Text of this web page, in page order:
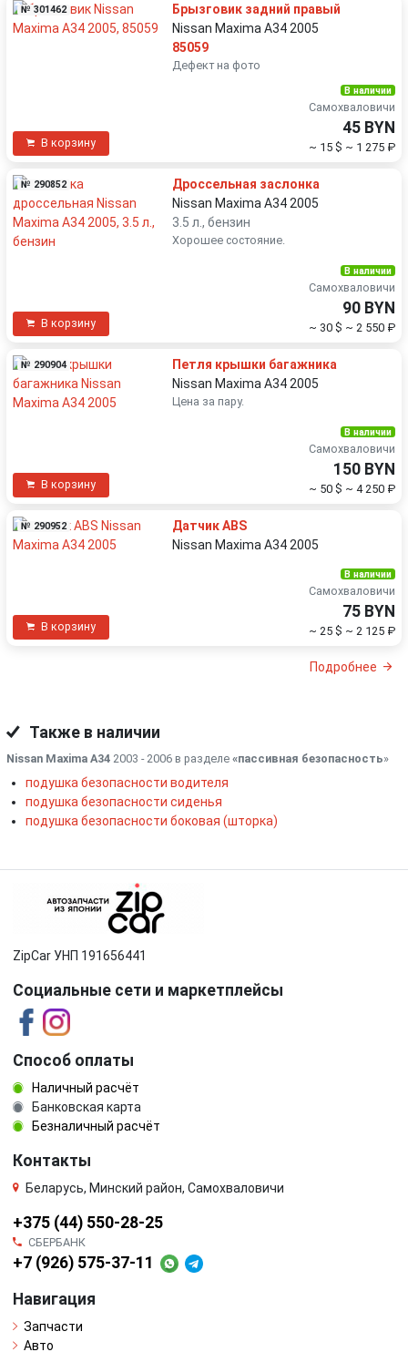
№ 301462
Брызговик задний правый
Nissan Maxima A34 2005
85059
Дефект на фото
В корзину
В наличии
Самохваловичи
45 BYN
~ 15 $ ~ 1 275 ₽
№ 290852
Дроссельная заслонка
Nissan Maxima A34 2005
3.5 л., бензин
Хорошее состояние.
В корзину
В наличии
Самохваловичи
90 BYN
~ 30 $ ~ 2 550 ₽
№ 290904
Петля крышки багажника
Nissan Maxima A34 2005
Цена за пару.
В корзину
В наличии
Самохваловичи
150 BYN
~ 50 $ ~ 4 250 ₽
№ 290952
Датчик ABS
Nissan Maxima A34 2005
В корзину
В наличии
Самохваловичи
75 BYN
~ 25 $ ~ 2 125 ₽
Подробнее
Также в наличии
Nissan Maxima A34 2003 - 2006 в разделе «пассивная безопасность»
подушка безопасности водителя
подушка безопасности сиденья
подушка безопасности боковая (шторка)
ZipCar УНП 191656441
Социальные сети и маркетплейсы
Способ оплаты
Наличный расчёт
Банковская карта
Безналичный расчёт
Контакты
Беларусь, Минский район, Самохваловичи
+375 (44) 550-28-25
СБЕРБАНК
+7 (926) 575-37-11
Навигация
Запчасти
Авто